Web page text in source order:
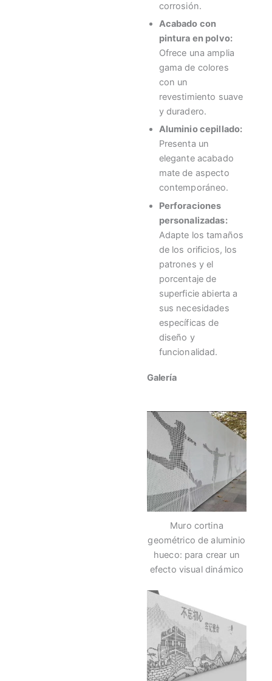
corrosión.
Acabado con
pintura en polvo:
Ofrece una amplia
gama de colores
con un
revestimiento suave
y duradero.
Aluminio cepillado:
Presenta un
elegante acabado
mate de aspecto
contemporáneo.
Perforaciones
personalizadas:
Adapte los tamaños
de los orificios, los
patrones y el
porcentaje de
superficie abierta a
sus necesidades
específicas de
diseño y
funcionalidad.
Galería
Muro cortina
geométrico de aluminio
hueco: para crear un
efecto visual dinámico